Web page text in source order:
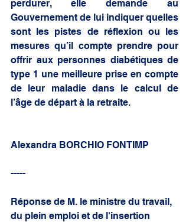
perdurer, elle demande au
Gouvernement de lui indiquer quelles
sont les pistes de réflexion ou les
mesures qu’il compte prendre pour
offrir aux personnes diabétiques de
type 1 une meilleure prise en compte
de leur maladie dans le calcul de
l’âge de départ à la retraite.
Alexandra BORCHIO FONTIMP
-----
Réponse de M. le ministre du travail,
du plein emploi et de l'insertion